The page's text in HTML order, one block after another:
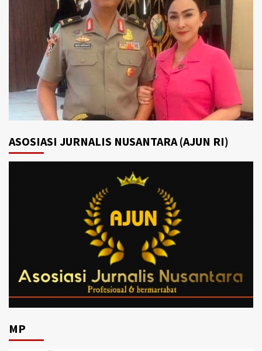
ASOSIASI JURNALIS NUSANTARA (AJUN RI)
MP